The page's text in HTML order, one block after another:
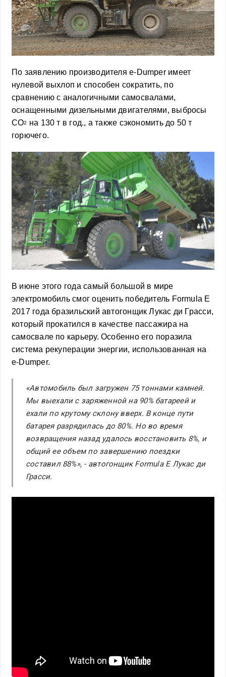
По заявлению производителя e-Dumper имеет
нулевой выхлоп и способен сократить, по
сравнению с аналогичными самосвалами,
оснащенными дизельными двигателями, выбросы
СО2
на 130 т в год., а также сэкономить до 50 т
горючего.
В июне этого года самый большой в мире
электромобиль смог оценить победитель Formula E
2017 года бразильский автогонщик Лукас ди Грасси,
который прокатился в качестве пассажира на
самосвале по карьеру. Особенно его поразила
система рекуперации энергии, использованная на
e-Dumper.
«Автомобиль был загружен 75 тоннами камней.
Мы выехали с заряженной на 90% батареей и
ехали по крутому склону вверх. В конце пути
батарея разрядилась до 80%. Но во время
возвращения назад удалось восстановить 8%, и
общий ее объем по завершению поездки
составил 88%», - автогонщик Formula E Лукас ди
Грасси.